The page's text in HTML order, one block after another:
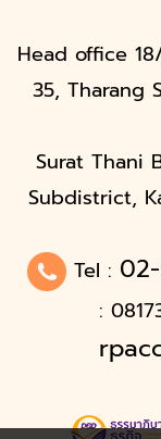
Head office
35, Tharang
Surat Thani
Subdistrict,
Tel :
: